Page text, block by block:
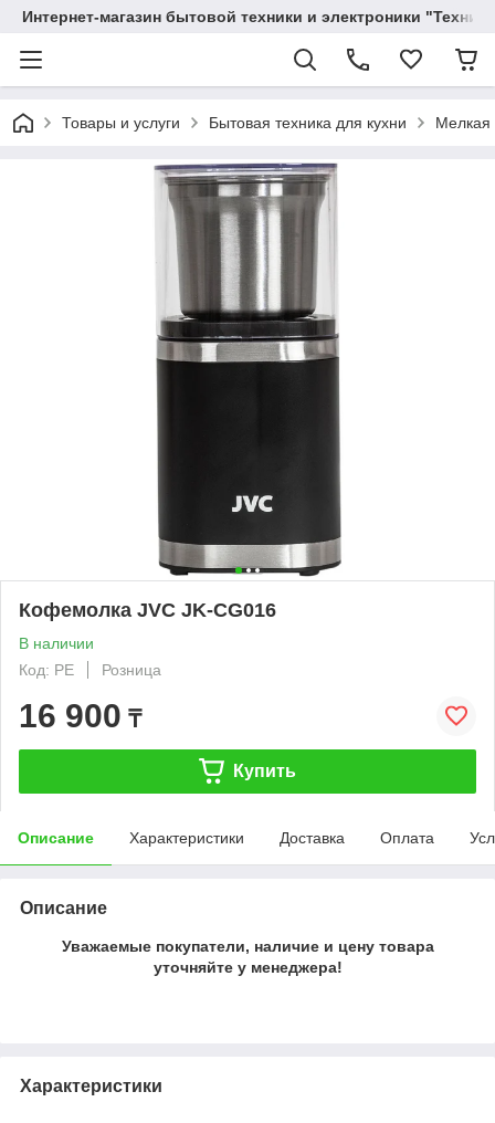
Интернет-магазин бытовой техники и электроники
Товары и услуги Бытовая техника для кухни Мелкая
Кофемолка JVC JK-CG016
В наличии
Код: PE
Розница
16 900 ₸
Купить
Описание Характеристики Доставка Оплата
Описание
Уважаемые покупатели, наличие и цену товара
уточняйте у менеджера!
Характеристики